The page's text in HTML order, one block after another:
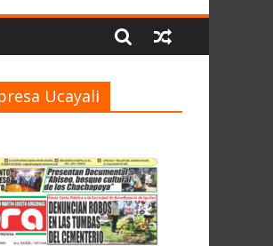
Ucayali